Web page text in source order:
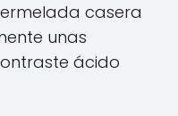
casera
unas
ácido